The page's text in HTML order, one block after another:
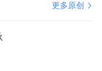
更多原创